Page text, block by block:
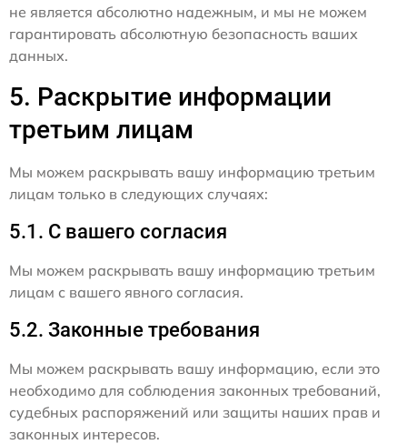
не является абсолютно надежным, и мы не можем
гарантировать абсолютную безопасность ваших
данных.
5. Раскрытие информации
третьим лицам
Мы можем раскрывать вашу информацию третьим
лицам только в следующих случаях:
5.1. С вашего согласия
Мы можем раскрывать вашу информацию третьим
лицам с вашего явного согласия.
5.2. Законные требования
Мы можем раскрывать вашу информацию, если это
необходимо для соблюдения законных требований,
судебных распоряжений или защиты наших прав и
законных интересов.